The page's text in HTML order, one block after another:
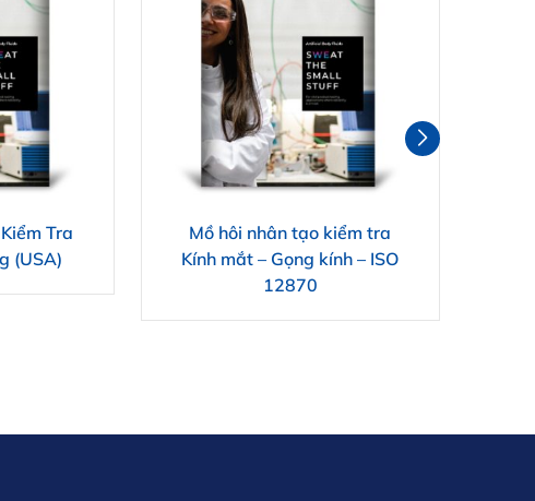
Tra
(USA)
Mồ hôi nhân tạo kiểm tra
Kính mắt – Gọng kính – ISO
12870